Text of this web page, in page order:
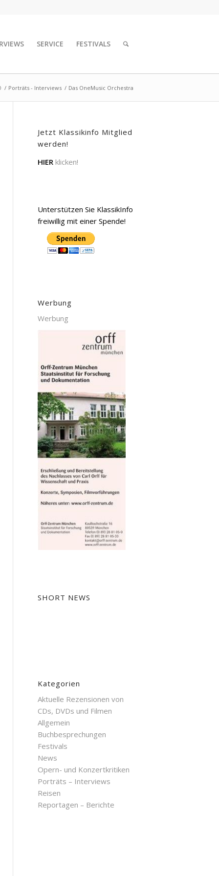
SERVICE FESTIVALS
/ Porträts - Interviews / Das OneMusic Orchestra
Jetzt Klassikinfo Mitglied
werden!
HIER klicken!
Unterstützen Sie KlassikInfo
freiwillig mit einer Spende!
Werbung
Werbung
SHORT NEWS
Kategorien
Aktuelle Rezensionen von
CDs, DVDs und Filmen
Allgemein
Buchbesprechungen
Festivals
News
Opern- und Konzertkritiken
Porträts – Interviews
Reisen
Reportagen – Berichte